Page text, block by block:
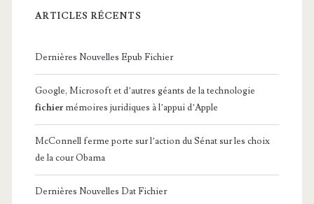
ARTICLES RÉCENTS
Dernières Nouvelles Epub Fichier
Google, Microsoft et d’autres géants de la technologie
fichier mémoires juridiques à l’appui d’Apple
McConnell ferme porte sur l’action du Sénat sur les choix
de la cour Obama
Dernières Nouvelles Dat Fichier